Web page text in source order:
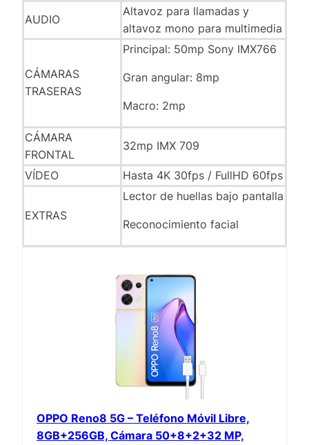
AUDIO
Altavoz para llamadas y
altavoz mono para multimedia
CÁMARAS
TRASERAS
Principal: 50mp Sony IMX766
Gran angular: 8mp
Macro: 2mp
CÁMARA
FRONTAL
32mp IMX 709
VÍDEO Hasta 4K 30fps / FullHD 60fps
EXTRAS
Lector de huellas bajo pantalla
Reconocimiento facial
OPPO Reno8 5G – Teléfono Móvil Libre,
8GB+256GB, Cámara 50+8+2+32 MP,